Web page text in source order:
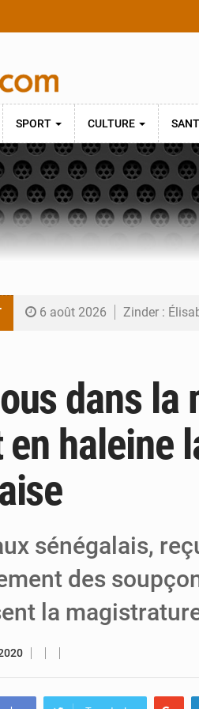
SPORT CULTURE
6 août 2026 Zinder :
6 août 2026 Niger :
6 août 2026 Chasse aux
5 août 2026 Tibiri : le
dans la
haleine
sénégalais,
des
la